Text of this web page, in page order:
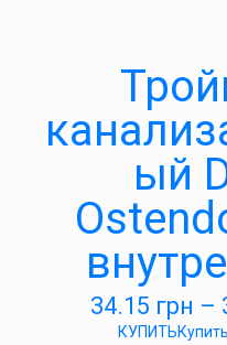
ый
34.15 грн –
КУПИТЬ